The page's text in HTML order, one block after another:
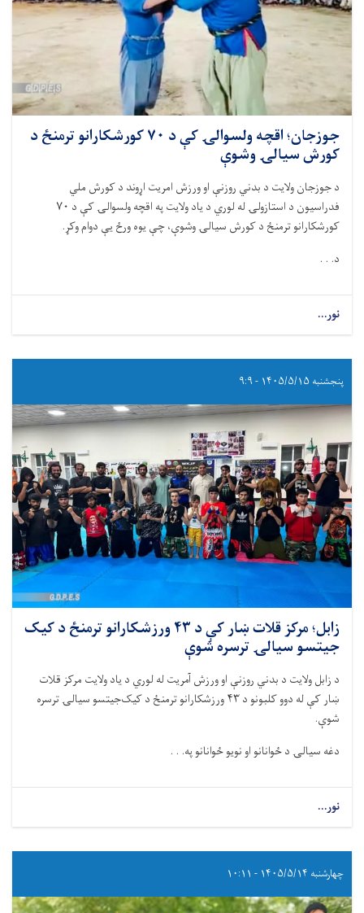
جوزجان؛ اقچه ولسوالۍ کې د ۷۰ کورشکارانو ترمنځ د
کورش سیالۍ وشوې
د جوزجان ولایت د بدني روزنې او ورزش امریت اړوند د کورش ملي
فدراسیون د استازولۍ له لوري د یاد ولایت په اقچه ولسوالۍ کې د ۷۰
کورشکارانو ترمنځ د کورش سیالۍ وشوې، چې یوه ورځ یې دوام وکړ.
د. . .
نور...
پنجشنبه ۱۴۰۵/۵/۱۵ - ۹:۹
زابل؛ مرکز قلات ښار کې د ۴۳ ورزشکارانو ترمنځ د کیک‌
جیتسو سیالۍ ترسره شوې
د زابل ولایت د بدني روزنې او ورزش آمریت له لوري د یاد ولایت مرکز قلات
ښار کې له دوو کلبونو د ۴۳ ورزشکارانو ترمنځ د کیک‌جیتسو سیالۍ ترسره
شوې.
دغه سیالۍ د ځوانانو او نويو ځوانانو په. . .
نور...
چهارشنبه ۱۴۰۵/۵/۱۴ - ۱۰:۱۱